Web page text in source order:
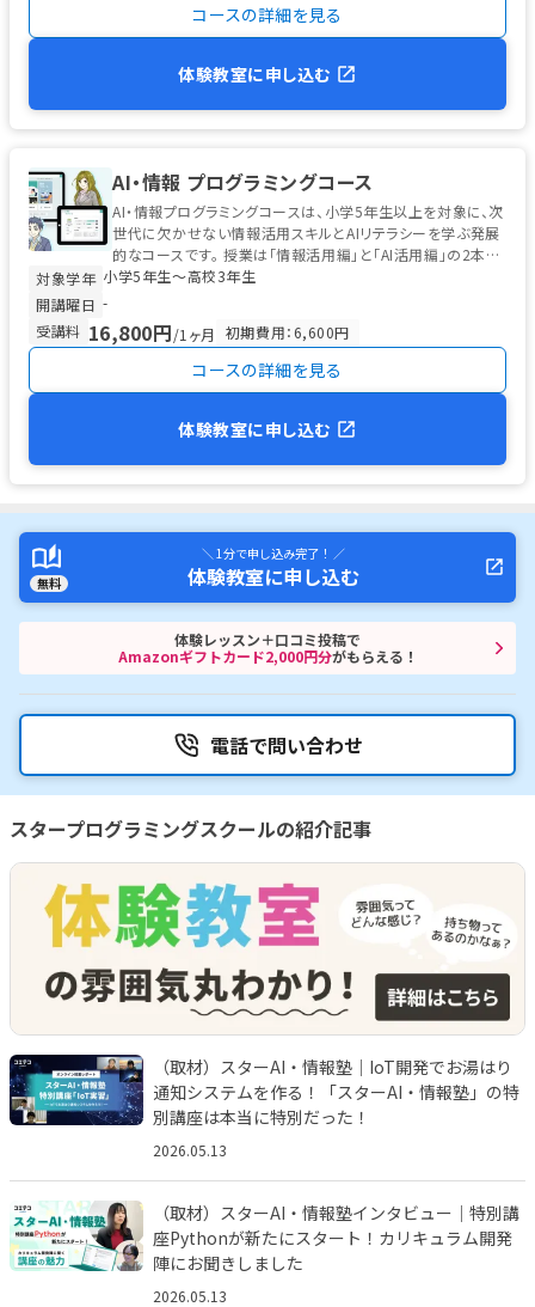
コースの詳細を見る
体験教室に申し込む
AI・情報 プログラミングコース
AI・情報プログラミングコースは、小学5年生以上を対象に、次
世代に欠かせない情報活用スキルとAIリテラシーを学ぶ発展
的なコースです。 授業は「情報活用編」と「AI活用編」の2本立
て。 情...
対象学年 小学5年生〜高校3年生
開講曜日 -
受講料 16,800円/1ヶ月 初期費用：6,600円
コースの詳細を見る
体験教室に申し込む
無料
＼ 1分で申し込み完了！ ／
体験教室に申し込む
体験レッスン＋口コミ投稿で
Amazonギフトカード2,000円分がもらえる！
電話で問い合わせ
スタープログラミングスクールの紹介記事
（取材）スターAI・情報塾｜IoT開発でお湯はり
通知システムを作る！「スターAI・情報塾」の特
別講座は本当に特別だった！
2026.05.13
（取材）スターAI・情報塾インタビュー｜特別講
座Pythonが新たにスタート！カリキュラム開発
陣にお聞きしました
2026.05.13